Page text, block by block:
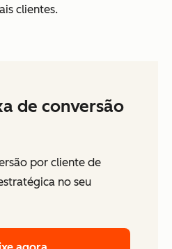
clientes.
de conversão
por cliente de
no seu